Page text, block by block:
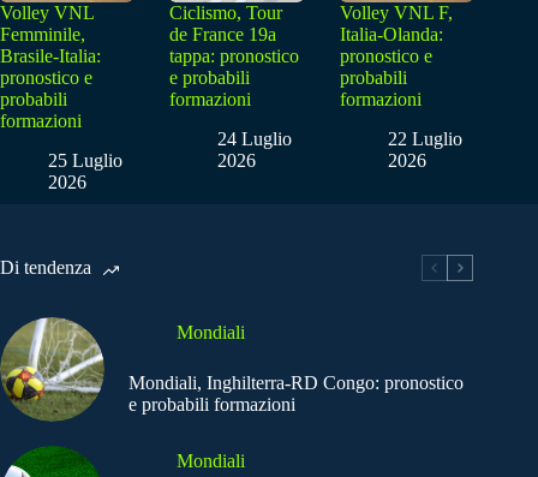
Volley VNL
Femminile,
Brasile-Italia:
pronostico e
probabili
formazioni
25 Luglio
2026
Ciclismo, Tour
de France 19a
tappa: pronostico
e probabili
formazioni
24 Luglio
2026
Volley VNL F,
Italia-Olanda:
pronostico e
probabili
formazioni
22 Luglio
2026
Di tendenza
Mondiali
Mondiali, Inghilterra-RD Congo: pronostico
e probabili formazioni
Mondiali